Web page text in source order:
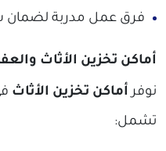
فرق عمل مدربة لضمان
أماكن تخزين الأثاث
نوفر أماكن تخزين الأثاث
تشمل: